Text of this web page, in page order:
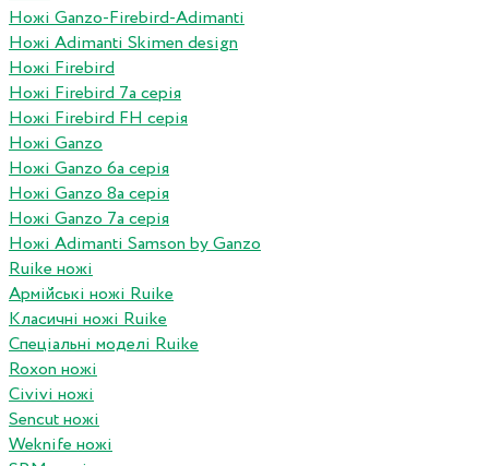
Ножі Ganzo-Firebird-Adimanti
Ножі Adimanti Skimen design
Ножі Firebird
Ножі Firebird 7а серія
Ножі Firebird FH серія
Ножі Ganzo
Ножі Ganzo 6а серія
Ножі Ganzo 8а серія
Ножі Ganzo 7а серія
Ножі Adimanti Samson by Ganzo
Ruike ножі
Армійські ножі Ruike
Класичні ножі Ruike
Спеціальні моделі Ruike
Roxon ножi
Civivi ножі
Sencut ножі
Weknife ножі